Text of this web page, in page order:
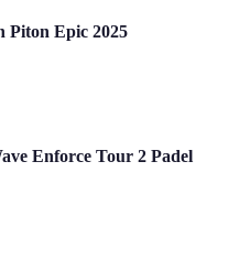
Piton Epic 2025
Enforce Tour 2 Padel